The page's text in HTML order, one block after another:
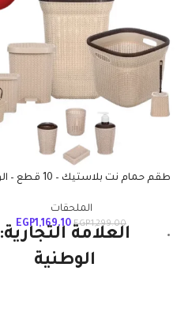
طقم حمام نت بلاستيك – 10 قطع – الوطنية
الملحقات
EGP1,299.00
EGP1,169.10
العلامة التجارية:
الوطنية